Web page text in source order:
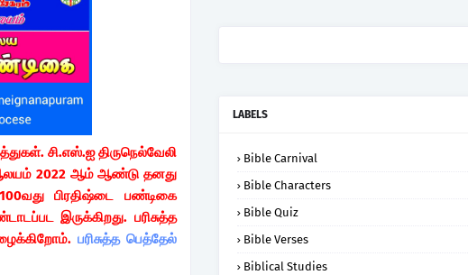
சி.எஸ்.ஐ திருநெல்வேலி
ஆலயம் 2022 ஆம் ஆண்டு தனது
பிரதிஷ்டை பண்டிகை
இருக்கிறது. பரிசுத்த
பரிசுத்த பெத்தேல்
LABELS
Bible Carnival
Bible Characters
Bible Quiz
Bible Verses
Biblical Studies